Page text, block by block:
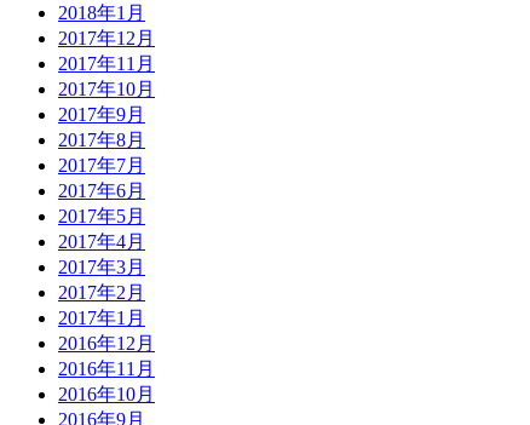
2018年1月
2017年12月
2017年11月
2017年10月
2017年9月
2017年8月
2017年7月
2017年6月
2017年5月
2017年4月
2017年3月
2017年2月
2017年1月
2016年12月
2016年11月
2016年10月
2016年9月